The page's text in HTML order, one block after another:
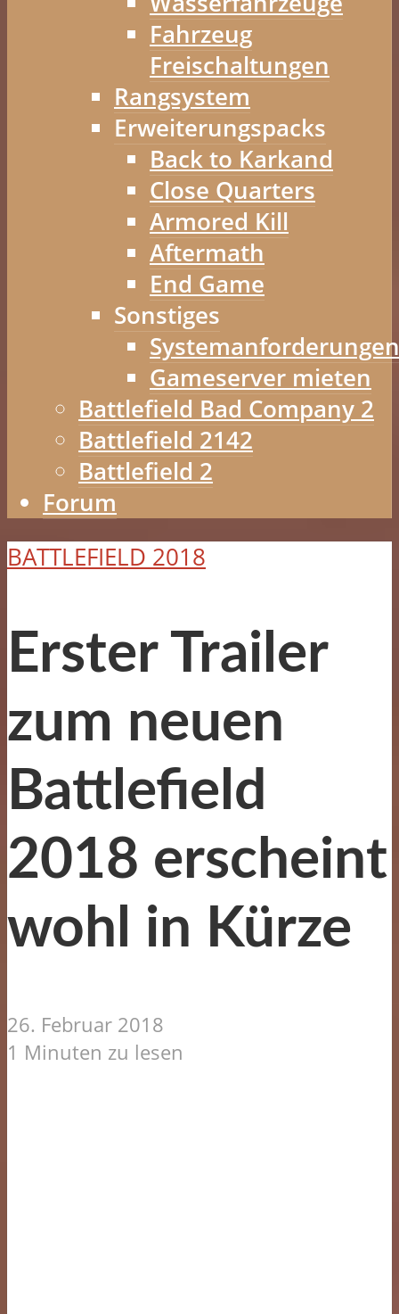
Fahrzeug
Freischaltungen
Rangsystem
Erweiterungspacks
Back to Karkand
Close Quarters
Armored Kill
Aftermath
End Game
Sonstiges
Systemanforderungen
Gameserver mieten
Battlefield Bad Company 2
Battlefield 2142
Battlefield 2
Forum
BATTLEFIELD 2018
Erster Trailer
zum neuen
Battlefield
2018 erscheint
wohl in Kürze
26. Februar 2018
1 Minuten zu lesen